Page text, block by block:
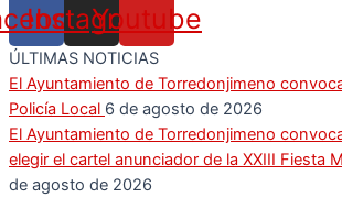
Instagram
Youtube
ÚLTIMAS NOTICIAS
El Ayuntamiento de Torredonjimeno
Policía Local 6 de agosto de 2026
El Ayuntamiento de Torredonjimeno
elegir el cartel anunciador de la XXIII Fiesta
de agosto de 2026